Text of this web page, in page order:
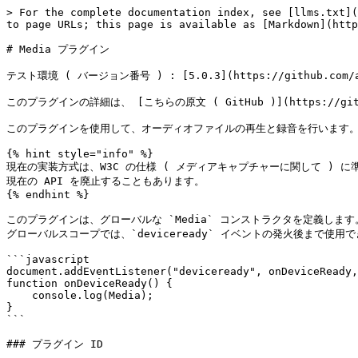
> For the complete documentation index, see [llms.txt](https://ja.docs.monaca.io/llms.txt). Markdown versions of documentation pages are available by appending `.md` to page URLs; this page is available as [Markdown](https://ja.docs.monaca.io/reference/core-cordova-plugins/cordova_10.0/media.md).

# Media プラグイン

テスト環境 ( バージョン番号 ) : [5.0.3](https://github.com/apache/cordova-plugin-media/releases/tag/5.0.3)

このプラグインの詳細は、 [こちらの原文 ( GitHub )](https://github.com/apache/cordova-plugin-media) をご確認ください。

このプラグインを使用して、オーディオファイルの再生と録音を行います。

{% hint style="info" %}
現在の実装方式は、W3C の仕様 ( メディアキャプチャーに関して ) に準拠しておらず、利便上提供しているものです。リリース予定の次期の実装方式では、最新の W3C の仕様に準拠する予定です。また、その場合には、現在の API を廃止することもあります。
{% endhint %}

このプラグインは、グローバルな `Media` コンストラクタを定義します。\
グローバルスコープでは、`deviceready` イベントの発火後まで使用できません。

```javascript
document.addEventListener("deviceready", onDeviceReady, false);
function onDeviceReady() {
    console.log(Media);
}
```

### プラグイン ID

```javascript
cordova-plugin-media
```

### プラグインの追加方法

このプラグインを使用する場合には、Monaca クラウド IDE の \[ Cordova プラグインの管理 ] 上で、`Media` プラグインを[有効](/products_guide/monaca_ide/dependencies/cordova_plugin.md#cordova-puraguin-noinpto)にします。

### 対象プラットフォーム

* Android
* iOS

### メディアオブジェクト

```javascript
var media = new Media(src, mediaSuccess, [mediaError], [mediaStatus]);
```

#### パラメーター

* **src**: オーディオコンテンツを指し示す URI *(DOMString)*
* **mediaSuccess**: ( 任意 ) `Media`オブジェクト側の再生・録音・停止処理が完了した後に、実行されるコールバッ&#x30AF;*(Function)*
* **mediaError**: ( 任意 ) エラーが発生した場合に、実行されるコールバック *(Function)*
* **mediaStatus**: ( 任意 ) ステータスが変化したことを示すときに使用されるコールバッ&#x30AF;*(Function)*

{% hint style="info" %}
`src` パラメーターには、`cdvfile` パスを使用できます。

```javascript
var my_media = new Media('cdvfile://localhost/temporary/recording.mp3', ...);
```

{% endhint %}

#### Additional ReadOnly パラメーター

* **position**: オーディオの再生位置 ( 秒単位 )
  * 再生中、自動的には値を更新しないので、`getCurrentPosition`メソッドを呼び、値を更新します。
* **duration**: メディアの再生時間 ( 秒単位 )

#### 定数

`mediaStatus` コールバックだけで使用されるパラメーターとして、次の定数があります。

* `Media.MEDIA_NONE` = 0
* `Media.MEDIA_STARTING` = 1
* `Media.MEDIA_RUNNING` = 2
* `Media.MEDIA_PAUSED` = 3
* `Media.MEDIA_STOPPED` = 4

#### メソッド

* `media.getCurrentAmplitude`: オーディオファイル内の現在の振幅を返します。
* `media.getCurrentPosition`: オーディオファイル内の現在の再生位置を返します。
* `media.getDuration`: オーディオファイルの再生時間を返します。
* `media.play`: オーディオファイルの再生を、開始または再開します。
* `media.pause`: オーディオファイルの再生を一時停止します。
* `media.pauseRecord`: オーディオファイルの録音を一時停止します。
* `media.release`: オーディオリソースを解放 ( release ) します。
* `media.resumeRecord`：オーディオファイルのレコーディングを再開します。
* `media.seekTo`: オーディオファイル内の再生位置を動かします。
* `media.setVolume`: オーディオ再生時の音量を設定します。
* `media.startRecord`: オーディオファイルの録音を開始します。
* `media.stopRecord`: オーディオファイルの録音を停止します。
* `media.stop`: オーディオファイルの再生を停止します。

#### media.getCurrentAmplitude

録音している音の振幅 ( amplitude ) を返します。